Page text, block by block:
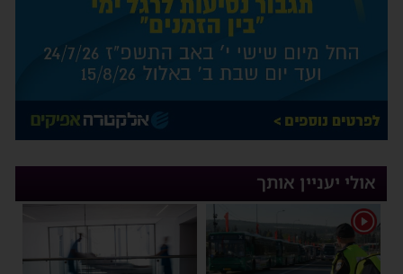
אולי יעניין אותך
1